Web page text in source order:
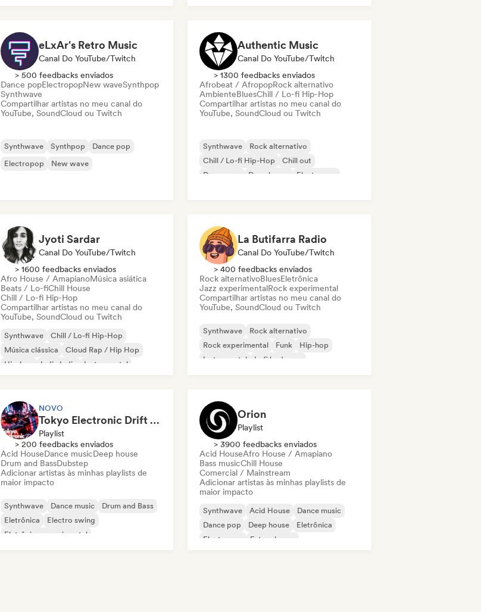
eLxAr's Retro Music
Canal Do YouTube/Twitch
> 500 feedbacks enviados
Dance popElectropopNew waveSynthpop
Synthwave
Compartilhar artistas no meu canal do
YouTube, SoundCloud ou Twitch
Synthwave Synthpop
Dance pop
Electropop
New wave
Authentic Music
Canal Do YouTube/Twitch
> 1300 feedbacks enviados
Afrobeat / AfropopRock alternativo
AmbienteBluesChill / Lo-fi Hip-Hop
Compartilhar artistas no meu canal do
YouTube, SoundCloud ou Twitch
Synthwave
Rock alternativo
Chill / Lo-fi Hip-Hop
Chill out
Dance pop
Deep house
Electropop
Jyoti Sardar
Canal Do YouTube/Twitch
> 1600 feedbacks enviados
Afro House / AmapianoMúsica asiática
Beats / Lo-fiChill House
Chill / Lo-fi Hip-Hop
Compartilhar artistas no meu canal do
YouTube, SoundCloud ou Twitch
Synthwave
Chill / Lo-fi Hip-Hop
Música clássica
Cloud Rap / Hip Hop
Hip-hop
Indie India
Instrumental
La Butifarra Radio
Canal Do YouTube/Twitch
> 400 feedbacks enviados
Rock alternativoBluesEletrônica
Jazz experimentalRock experimental
Compartilhar artistas no meu canal do
YouTube, SoundCloud ou Twitch
Synthwave
Rock alternativo
Rock experimental
Funk
Hip-hop
Instrumental
Lofi bedroom
NOVO
Tokyo Electronic Drift 🏎️ Schranz, Hard Techno & Anime EDM
Playlist
> 200 feedbacks enviados
Acid HouseDance musicDeep house
Drum and BassDubstep
Adicionar artistas às minhas playlists de
maior impacto
Synthwave Dance music
Drum and Bass
Eletrônica
Electro swing
Eletrônica experimental
Orion
Playlist
> 3900 feedbacks enviados
Acid HouseAfro House / Amapiano
Bass musicChill House
Comercial / Mainstream
Adicionar artistas às minhas playlists de
maior impacto
Synthwave Acid House
Dance music
Dance pop
Deep house
Eletrônica
Electropop
Future house